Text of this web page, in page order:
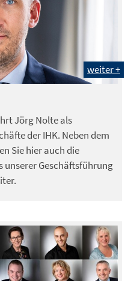
weiter +
Jörg Nolte als
der IHK. Neben dem
Sie hier auch die
Geschäftsführung